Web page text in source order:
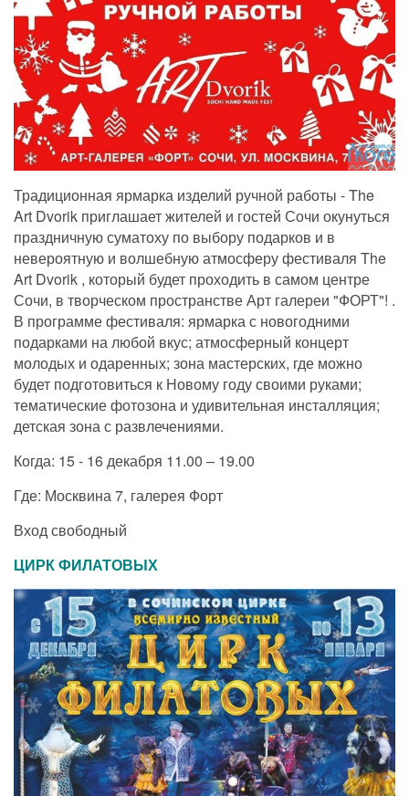
Традиционная ярмарка изделий ручной работы - The
Art Dvorik приглашает жителей и гостей Сочи окунуться
праздничную суматоху по выбору подарков и в
невероятную и волшебную атмосферу фестиваля The
Art Dvorik , который будет проходить в самом центре
Сочи, в творческом пространстве Арт галереи "ФОРТ"! .
В программе фестиваля: ярмарка с новогодними
подарками на любой вкус; атмосферный концерт
молодых и одаренных; зона мастерских, где можно
будет подготовиться к Новому году своими руками;
тематические фотозона и удивительная инсталляция;
детская зона с развлечениями.
Когда: 15 - 16 декабря 11.00 – 19.00
Где: Москвина 7, галерея Форт
Вход свободный
ЦИРК ФИЛАТОВЫХ